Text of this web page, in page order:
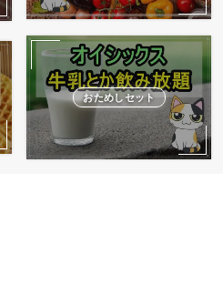
おためしセット